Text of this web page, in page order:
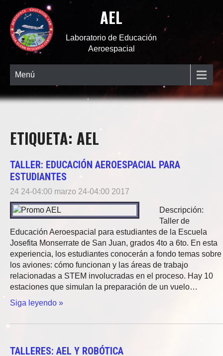
AEL
Laboratorio de Educación
Aeroespacial
Menú
ETIQUETA: AEL
TALLER: EDUCACIÓN AEROESPACIAL PARA
ESTUDIANTES
24 24-04:00 marzo 24-04:00 2017
Descripción:
Taller de
Educación Aeroespacial para estudiantes de la Escuela
Josefita Monserrate de San Juan, grados 4to a 6to. En esta
experiencia, los estudiantes conocerán a fondo temas sobre
los aviones: cómo funcionan y las áreas de trabajo
relacionadas a STEM involucradas en el proceso. Hay 10
estaciones que simulan la preparación de un vuelo…
Siga leyendo »
TALLERES: AEL Y ROBÓTICA